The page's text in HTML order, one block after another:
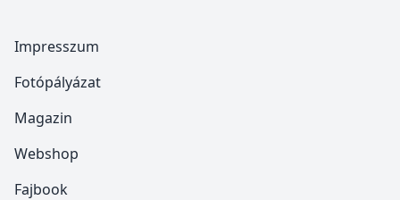
Impresszum
Fotópályázat
Magazin
Webshop
Fajbook